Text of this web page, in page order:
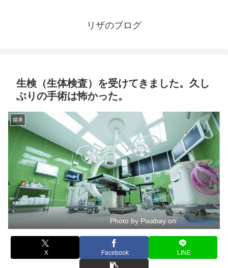
リザのブログ
生検（生体検査）を受けてきました。久し
ぶりの手術は怖かった。
健康
Photo by Pixabay on Pexels.com
X Facebook LINE